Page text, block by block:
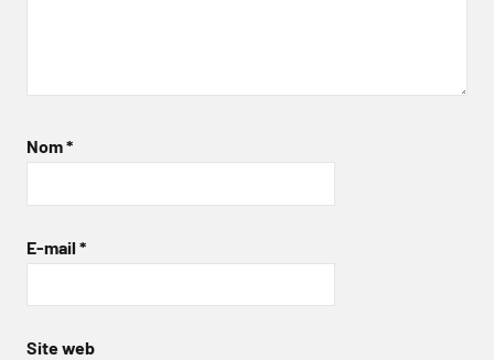
Nom*
E-mail *
Site web